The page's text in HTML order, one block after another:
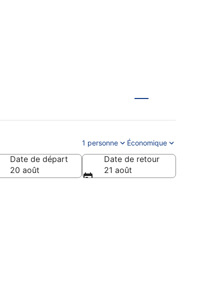
1 personne Économique
Date de départ
20 août
Date de retour
21 août